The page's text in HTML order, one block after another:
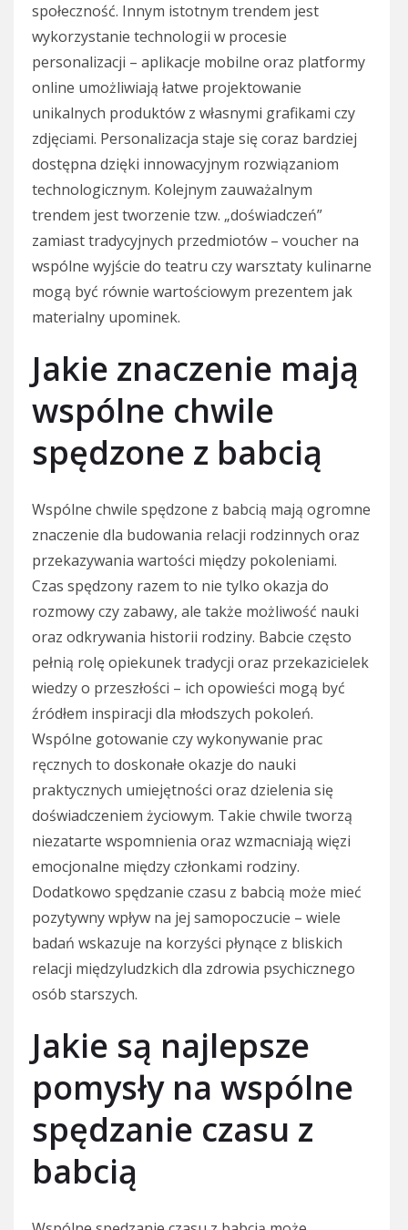
społeczność. Innym istotnym trendem jest
wykorzystanie technologii w procesie
personalizacji – aplikacje mobilne oraz platformy
online umożliwiają łatwe projektowanie
unikalnych produktów z własnymi grafikami czy
zdjęciami. Personalizacja staje się coraz bardziej
dostępna dzięki innowacyjnym rozwiązaniom
technologicznym. Kolejnym zauważalnym
trendem jest tworzenie tzw. „doświadczeń”
zamiast tradycyjnych przedmiotów – voucher na
wspólne wyjście do teatru czy warsztaty kulinarne
mogą być równie wartościowym prezentem jak
materialny upominek.
Jakie znaczenie mają
wspólne chwile
spędzone z babcią
Wspólne chwile spędzone z babcią mają ogromne
znaczenie dla budowania relacji rodzinnych oraz
przekazywania wartości między pokoleniami.
Czas spędzony razem to nie tylko okazja do
rozmowy czy zabawy, ale także możliwość nauki
oraz odkrywania historii rodziny. Babcie często
pełnią rolę opiekunek tradycji oraz przekazicielek
wiedzy o przeszłości – ich opowieści mogą być
źródłem inspiracji dla młodszych pokoleń.
Wspólne gotowanie czy wykonywanie prac
ręcznych to doskonałe okazje do nauki
praktycznych umiejętności oraz dzielenia się
doświadczeniem życiowym. Takie chwile tworzą
niezatarte wspomnienia oraz wzmacniają więzi
emocjonalne między członkami rodziny.
Dodatkowo spędzanie czasu z babcią może mieć
pozytywny wpływ na jej samopoczucie – wiele
badań wskazuje na korzyści płynące z bliskich
relacji międzyludzkich dla zdrowia psychicznego
osób starszych.
Jakie są najlepsze
pomysły na wspólne
spędzanie czasu z
babcią